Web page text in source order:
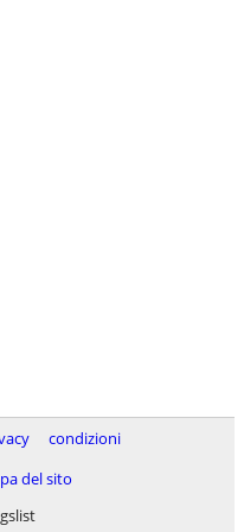
condizioni
del sito